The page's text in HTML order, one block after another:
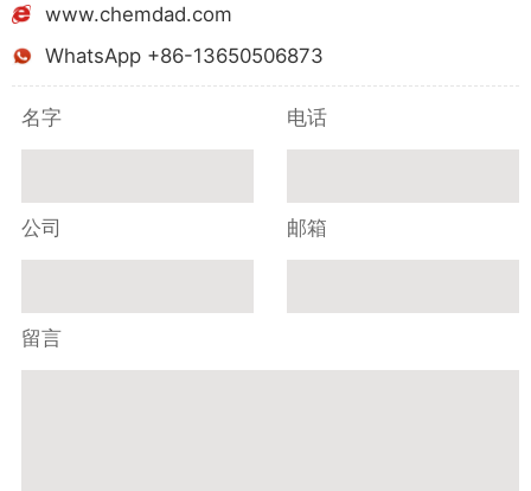
www.chemdad.com
WhatsApp +86-13650506873
名字 电话
公司 邮箱
留言